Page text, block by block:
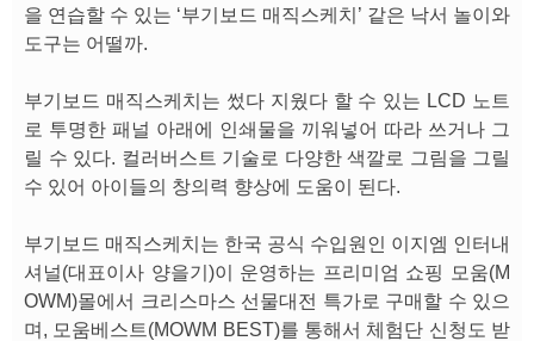
을 연습할 수 있는 ‘부기보드 매직스케치’ 같은 낙서 놀이와
도구는 어떨까.
부기보드 매직스케치는 썼다 지웠다 할 수 있는 LCD 노트
로 투명한 패널 아래에 인쇄물을 끼워넣어 따라 쓰거나 그
릴 수 있다. 컬러버스트 기술로 다양한 색깔로 그림을 그릴
수 있어 아이들의 창의력 향상에 도움이 된다.
부기보드 매직스케치는 한국 공식 수입원인 이지엠 인터내
셔널(대표이사 양을기)이 운영하는 프리미엄 쇼핑 모움(M
OWM)몰에서 크리스마스 선물대전 특가로 구매할 수 있으
며, 모움베스트(MOWM BEST)를 통해서 체험단 신청도 받